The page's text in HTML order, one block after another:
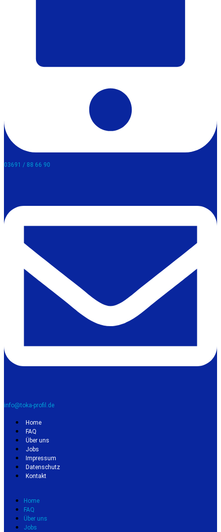
03691 / 88 66 90​
info@toka-profil.de
Home
FAQ
Über uns
Jobs
Impressum
Datenschutz
Kontakt
Home
FAQ
Über uns
Jobs